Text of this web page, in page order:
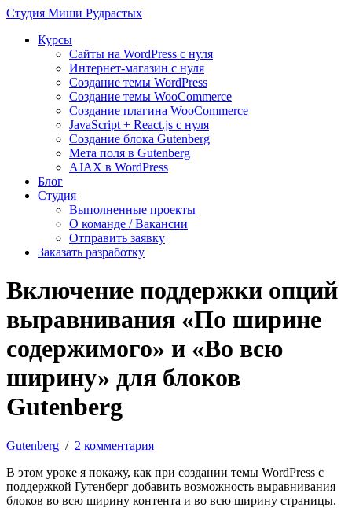
Студия Миши Рудрастых
Курсы
Сайты на WordPress с нуля
Интернет-магазин с нуля
Создание темы WordPress
Создание темы WooCommerce
Создание плагина WooCommerce
JavaScript + React.js с нуля
Создание блока Gutenberg
Мета поля в Gutenberg
AJAX в WordPress
Блог
Студия
Выполненные проекты
О команде / Вакансии
Отправить заявку
Заказать разработку
Включение поддержки опций
выравнивания «По ширине
содержимого» и «Во всю
ширину» для блоков
Gutenberg
Gutenberg / 2 комментария
В этом уроке я покажу, как при создании темы WordPress с
поддержкой Гутенберг добавить возможность выравнивания
блоков во всю ширину контента и во всю ширину страницы.